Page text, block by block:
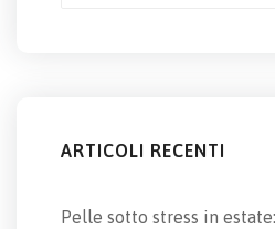
ARTICOLI RECENTI
Pelle sotto stress in